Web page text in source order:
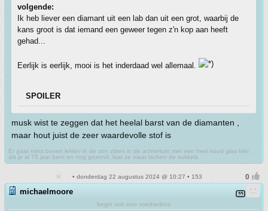
volgende:
Ik heb liever een diamant uit een lab dan uit een grot, waarbij de
kans groot is dat iemand een geweer tegen z'n kop aan heeft
gehad...
Eerlijk is eerlijk, mooi is het inderdaad wel allemaal.
SPOILER
musk wist te zeggen dat het heelal barst van de diamanten ,
maar hout juist de zeer waardevolle stof is
Er gaat niets boven lekker in de zon zitten in de achtertuin met een heel koud glas bier ,
als je al 75 jaar bent en nog gezond, laat ze maar lachen de sukkels
• donderdag 22 augustus 2024 @ 10:27 • 153
michaelmoore
begin ook een voedselbos